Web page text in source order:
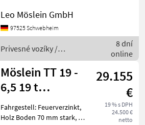
mm , 20 x Zurrösen je 10 t ,
Aussenrahmen,
Leo Möslein GmbH
97525 Schwebheim
Privesné vozíky /
Möslein
8 dní
online
Möslein TT 19 -
6,5 19 t
Tandemtieflader,
Luftgefedert,
29.155
€
19 % s DPH
24.500 €
netto
Fahrgestell: Feuerverzinkt,
Holz Boden 70 mm stark, 18